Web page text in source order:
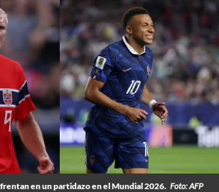
en un partidazo en el Mundial 2026. Foto: AFP